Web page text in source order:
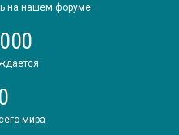
на нашем форуме
мира